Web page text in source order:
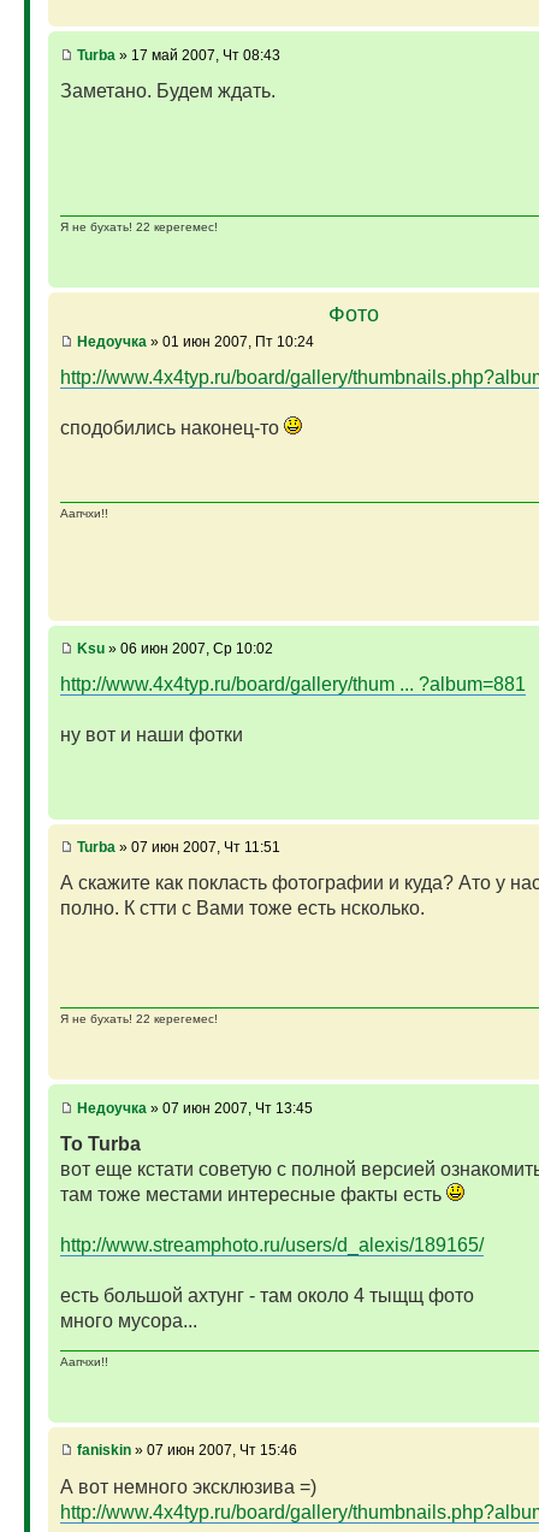
Turba » 17 май 2007, Чт 08:43
Заметано. Будем ждать.
Я не бухать! 22 керегемес!
Фото
Недоучка» 01 июн 2007, Пт 10:24
http://www.4x4typ.ru/board/gallery/
сподобились наконец-то
Аапчхи!!
Ksu» 06 июн 2007, Ср 10:02
http://www.4x4typ.ru/board/gallery/thum ... ?album=881
ну вот и наши фотки
Turba» 07 июн 2007, Чт 11:51
А скажите как покласть фотографии и куда? Ато у
полно. К стти с Вами тоже есть нсколько.
Я не бухать! 22 керегемес!
Недоучка» 07 июн 2007, Чт 13:45
To Turba
вот еще кстати советую с полной версией
там тоже местами интересные факты есть
http://www.streamphoto.ru/users/d_alexis/189165/
есть большой ахтунг - там около 4 тыщщ фото
много мусора...
Аапчхи!!
faniskin» 07 июн 2007, Чт 15:46
А вот немного эксклюзива =)
http://www.4x4typ.ru/board/gallery/